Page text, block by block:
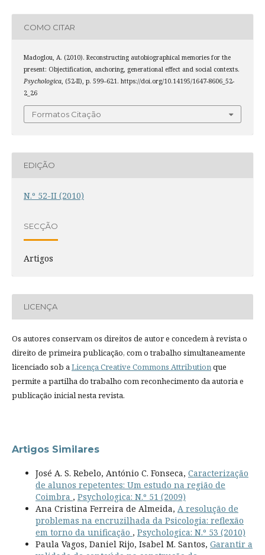
COMO CITAR
Madoglou, A. (2010). Reconstructing autobiographical memories for the
present: Objectification, anchoring, generational effect and social contexts.
Psychologica, (52-II), p. 599–621. https://doi.org/10.14195/1647-8606_52-
2_26
Formatos Citação
EDIÇÃO
N.º 52-II (2010)
SECÇÃO
Artigos
LICENÇA
Os autores conservam os direitos de autor e concedem à revista o
direito de primeira publicação, com o trabalho simultaneamente
licenciado sob aLicença Creative Commons Attributionque
permite a partilha do trabalho com reconhecimento da autoria e
publicação inicial nesta revista.
Artigos Similares
José A. S. Rebelo, António C. Fonseca, Caracterização
de alunos repetentes: Um estudo na região de
Coimbra , Psychologica: N.º 51 (2009)
Ana Cristina Ferreira de Almeida, A resolução de
problemas na encruzilhada da Psicologia: reflexão
em torno da unificação , Psychologica: N.º 53 (2010)
Paula Vagos, Daniel Rijo, Isabel M. Santos, Garantir a